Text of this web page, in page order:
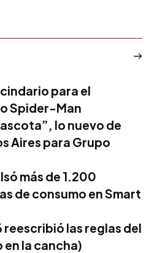
para el
Spider-Man
lo nuevo de
Aires para Grupo
más de 1.200
de consumo en Smart
reescribió las reglas del
en la cancha)